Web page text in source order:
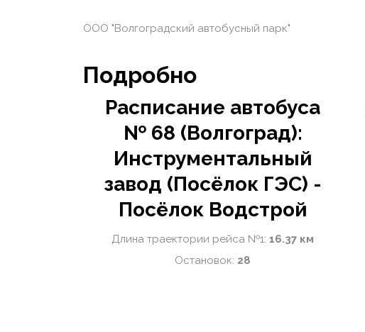
ООО "Волгоградский автобусный парк"
Подробно
Расписание автобуса
№ 68 (Волгоград):
Инструментальный
завод (Посёлок ГЭС) -
Посёлок Водстрой
Длина траектории рейса №1: 16.37 км
Остановок: 28